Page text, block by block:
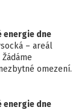
energie dne
– areál
omezení.
energie dne